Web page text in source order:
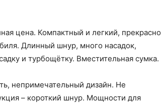
цена. Компактный и легкий, прекрасно
Длинный шнур, много насадок,
и турбощётку. Вместительная сумка.
непримечательный дизайн. Не
– короткий шнур. Мощности для